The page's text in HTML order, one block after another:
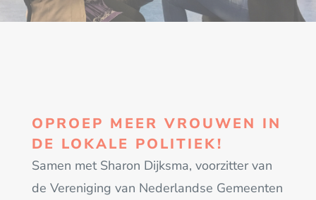
OPROEP MEER VROUWEN IN
DE LOKALE POLITIEK!
Samen met Sharon Dijksma, voorzitter van
de Vereniging van Nederlandse Gemeenten